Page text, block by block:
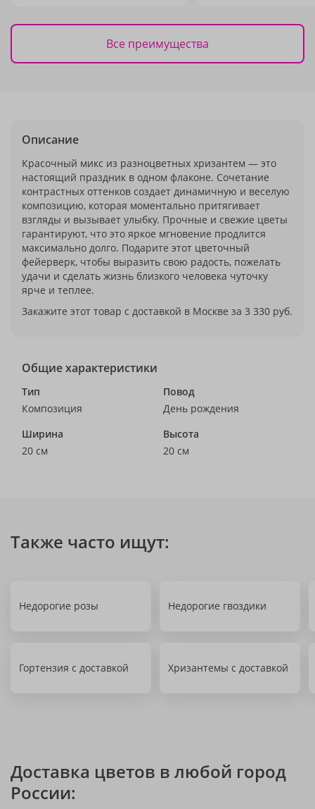
Все преимущества
Описание
Красочный микс из разноцветных хризантем — это
настоящий праздник в одном флаконе. Сочетание
контрастных оттенков создает динамичную и веселую
композицию, которая моментально притягивает
взгляды и вызывает улыбку. Прочные и свежие цветы
гарантируют, что это яркое мгновение продлится
максимально долго. Подарите этот цветочный
фейерверк, чтобы выразить свою радость, пожелать
удачи и сделать жизнь близкого человека чуточку
ярче и теплее.
Закажите этот товар с доставкой в Москве за 3 330 руб.
Общие характеристики
Тип
Композиция
Повод
День рождения
Ширина
20 см
Высота
20 см
Также часто ищут:
Недорогие розы Недорогие гвоздики
Гортензия с доставкой Хризантемы с доставкой
Доставка цветов в любой город
России: